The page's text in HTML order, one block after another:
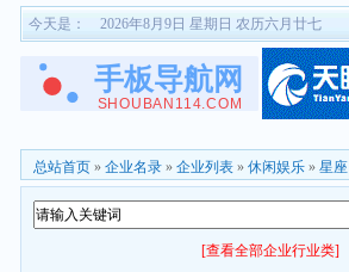
今天是： 2026年8月9日 星期日 农历六月廿七
总站首页 » 企业名录 » 企业列表 » 休闲娱乐 » 星座
[查看全部企业行业类]